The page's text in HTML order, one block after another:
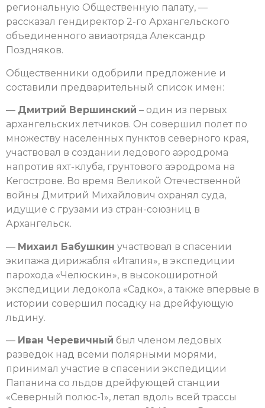
региональную Общественную палату, —
рассказал гендиректор 2-го Архангельского
объединенного авиаотряда Александр
Поздняков.
Общественники одобрили предложение и
составили предварительный список имен:
— Дмитрий Вершинский – один из первых
архангельских летчиков. Он совершил полет по
множеству населенных пунктов северного края,
участвовал в создании ледового аэродрома
напротив яхт-клуба, грунтового аэродрома на
Кегострове. Во время Великой Отечественной
войны Дмитрий Михайлович охранял суда,
идущие с грузами из стран-союзниц в
Архангельск.
— Михаил Бабушкин участвовал в спасении
экипажа дирижабля «Италия», в экспедиции
парохода «Челюскин», в высокоширотной
экспедиции ледокола «Садко», а также впервые в
истории совершил посадку на дрейфующую
льдину.
— Иван Черевичный был членом ледовых
разведок над всеми полярными морями,
принимал участие в спасении экспедиции
Папанина со льдов дрейфующей станции
«Северный полюс-1», летал вдоль всей трассы